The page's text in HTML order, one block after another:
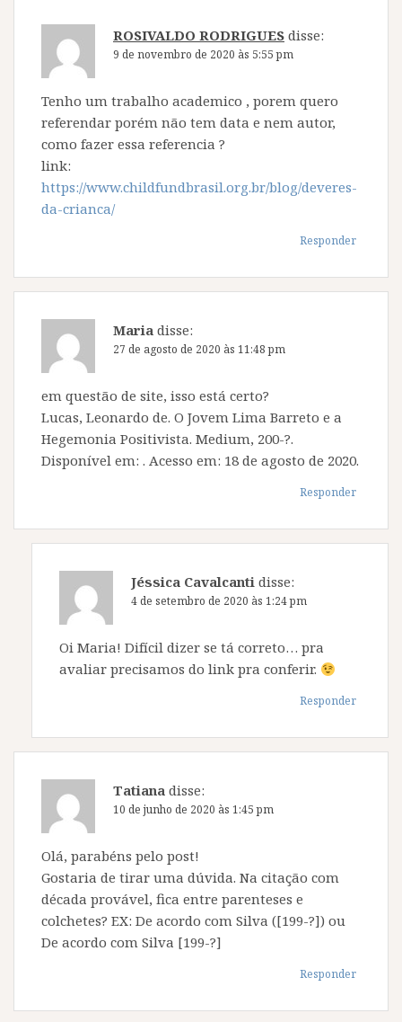
ROSIVALDO RODRIGUES disse:
9 de novembro de 2020 às 5:55 pm
Tenho um trabalho academico , porem quero
referendar porém não tem data e nem autor,
como fazer essa referencia ?
link:
https://www.childfundbrasil.org.br/blog/deveres-
da-crianca/
Responder
Maria disse:
27 de agosto de 2020 às 11:48 pm
em questão de site, isso está certo?
Lucas, Leonardo de. O Jovem Lima Barreto e a
Hegemonia Positivista. Medium, 200-?.
Disponível em: . Acesso em: 18 de agosto de 2020.
Responder
Jéssica Cavalcanti disse:
4 de setembro de 2020 às 1:24 pm
Oi Maria! Difícil dizer se tá correto… pra
avaliar precisamos do link pra conferir.
Responder
Tatiana disse:
10 de junho de 2020 às 1:45 pm
Olá, parabéns pelo post!
Gostaria de tirar uma dúvida. Na citação com
década provável, fica entre parenteses e
colchetes? EX: De acordo com Silva ([199-?]) ou
De acordo com Silva [199-?]
Responder